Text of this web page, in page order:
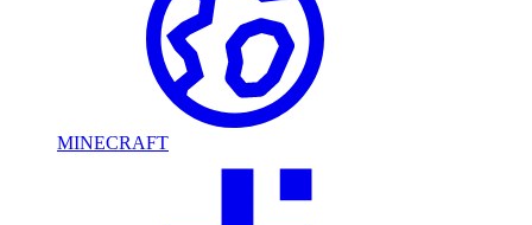
MINECRAFT